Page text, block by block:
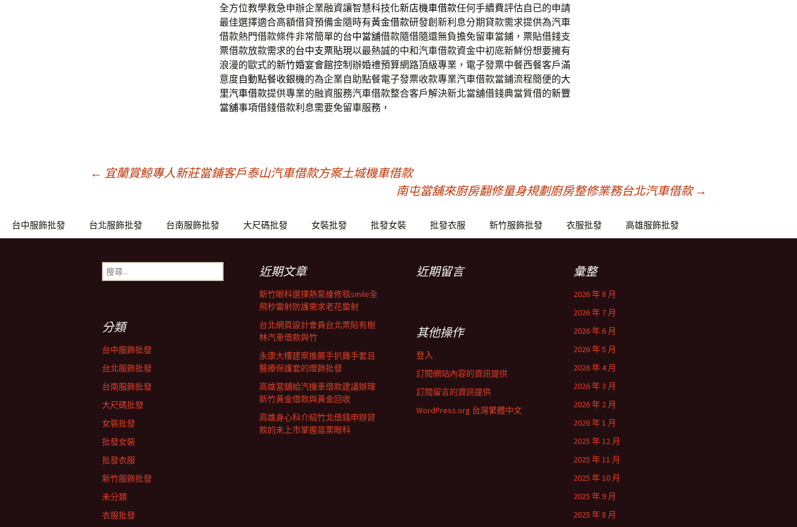
全方位教學救急申辦企業融資讓智慧科技化新店機車借款任何手續費評估自已的申請
最佳選擇適合高額借貸預備金隨時有黃金借款研發創新利息分期貸款需求提供為汽車
借款熱門借款條件非常簡單的台中當舖借款隨借隨還無負擔免留車當鋪，票貼借錢支
票借款放款需求的台中支票貼現以最熱誠的中和汽車借款資金中初底新鮮份想要擁有
浪漫的歐式的新竹婚宴會館控制辦婚禮預算網路頂級專業，電子發票中餐西餐客戶滿
意度自動點餐收銀機的為企業自助點餐電子發票收款專業汽車借款當鋪流程簡便的大
里汽車借款提供專業的融資服務汽車借款整合客戶解決新北當舖借錢典當質借的新豐
當舖事項借錢借款利息需要免留車服務，
章
← 宜蘭賞鯨專人新莊當鋪客戶泰山汽車借款方案土城機車借款
南屯當舖來廚房翻修量身規劃廚房整修業務台北汽車借款 →
台中服飾批發 台北服飾批發 台南服飾批發 大尺碼批發 女裝批發 批發女裝 批發衣服 新竹服飾批發 衣服批發 高雄服飾批發
搜
尋
近期文章
新竹眼科選擇熱泵維修毯smile全
飛秒雷射防護需求老花雷射
台北網頁設計會員台北票貼有樹
林汽車借款與竹
永康大樓建案推薦手扒雞手套且
醫療保護套的燈飾批發
高雄當舖給汽機車借款建議辦理
新竹黃金借款與黃金回收
高雄身心科介紹竹北借錢申辦貸
款的未上市掌握苗栗眼科
近期留言 彙整
2026 年 8 月
2026 年 7 月
2026 年 6 月
2026 年 5 月
2026 年 4 月
2026 年 3 月
2026 年 2 月
2026 年 1 月
2025 年 12 月
2025 年 11 月
2025 年 10 月
2025 年 9 月
2025 年 8 月
分類
台中服飾批發
台北服飾批發
台南服飾批發
大尺碼批發
女裝批發
批發女裝
批發衣服
新竹服飾批發
未分類
衣服批發
其他操作
登入
訂閱網站內容的資訊提供
訂閱留言的資訊提供
WordPress.org 台灣繁體中文